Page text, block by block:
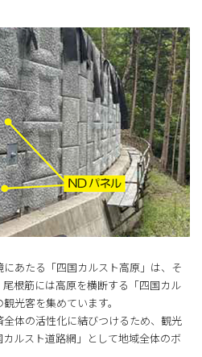
あたる「四国カルスト高原」は、そ
根筋には高原を横断する「四国カル
光客を集めています。
体の活性化に結びつけるため、観光
ルスト道路網」として地域全体のボ